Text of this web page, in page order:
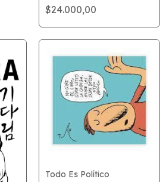
$24.000,00
Todo Es Político